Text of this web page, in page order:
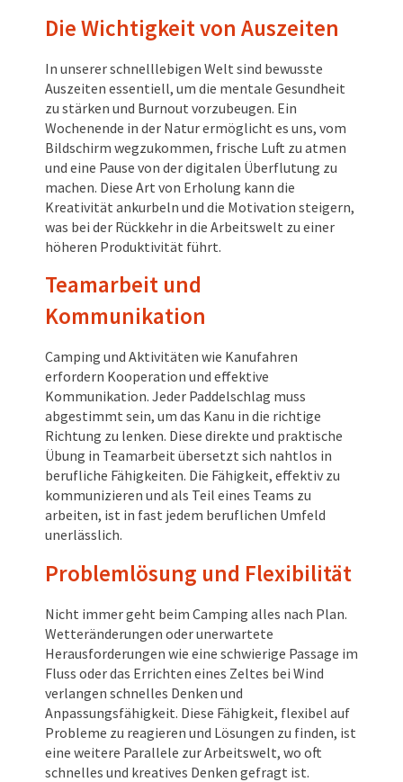
Die Wichtigkeit von Auszeiten
In unserer schnelllebigen Welt sind bewusste
Auszeiten essentiell, um die mentale Gesundheit
zu stärken und Burnout vorzubeugen. Ein
Wochenende in der Natur ermöglicht es uns, vom
Bildschirm wegzukommen, frische Luft zu atmen
und eine Pause von der digitalen Überflutung zu
machen. Diese Art von Erholung kann die
Kreativität ankurbeln und die Motivation steigern,
was bei der Rückkehr in die Arbeitswelt zu einer
höheren Produktivität führt.
Teamarbeit und
Kommunikation
Camping und Aktivitäten wie Kanufahren
erfordern Kooperation und effektive
Kommunikation. Jeder Paddelschlag muss
abgestimmt sein, um das Kanu in die richtige
Richtung zu lenken. Diese direkte und praktische
Übung in Teamarbeit übersetzt sich nahtlos in
berufliche Fähigkeiten. Die Fähigkeit, effektiv zu
kommunizieren und als Teil eines Teams zu
arbeiten, ist in fast jedem beruflichen Umfeld
unerlässlich.
Problemlösung und Flexibilität
Nicht immer geht beim Camping alles nach Plan.
Wetteränderungen oder unerwartete
Herausforderungen wie eine schwierige Passage im
Fluss oder das Errichten eines Zeltes bei Wind
verlangen schnelles Denken und
Anpassungsfähigkeit. Diese Fähigkeit, flexibel auf
Probleme zu reagieren und Lösungen zu finden, ist
eine weitere Parallele zur Arbeitswelt, wo oft
schnelles und kreatives Denken gefragt ist.